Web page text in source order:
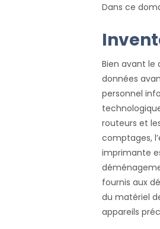
Dans ce
Bien avant
données
personnel
routeurs et
comptages,
imprimante
fournis aux
du matériel
appareils